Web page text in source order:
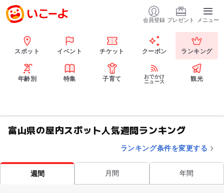
会員登録 プレゼント メニュー
スポット イベント チケット クーポン ランキング
年齢別 特集 子育て
おでかけ
ニュース
観光
富山県の屋内スポット人気週間ランキング
ランキング条件を変更する
週間 月間 年間